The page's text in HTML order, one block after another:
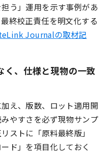
う」運用を示す事例があ
終校正責任を明文化する
Journalの取材記
く、仕様と現物の一致
え、版数、ロット適用開
やすさを必ず現物サンプ
ストに「原料最終版」
ド」を項目化しておく